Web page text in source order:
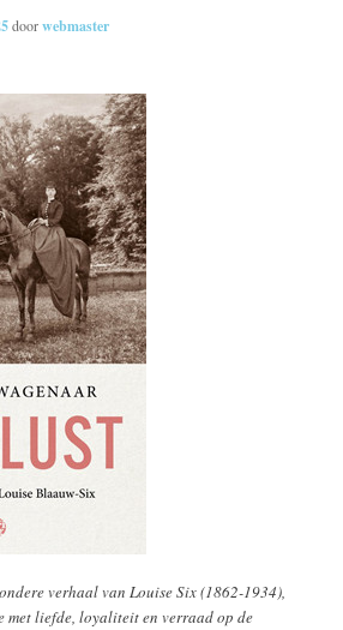
doorwebmaster
verhaal van Louise Six (1862-1934),
met liefde, loyaliteit en verraad op de